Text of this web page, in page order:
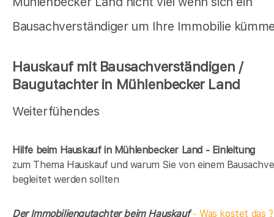
Bausachverständiger um Ihre Immobilie
Hauskauf mit Bausachverständigen /
Baugutachter in Mühlenbecker Land
Weiterfühendes
Hilfe beim Hauskauf in Mühlenbecker Land - Einleitung
zum Thema Hauskauf und warum Sie von einem
begleitet werden sollten
Der Immobiliengutachter beim Hauskauf- Was kostet das ?